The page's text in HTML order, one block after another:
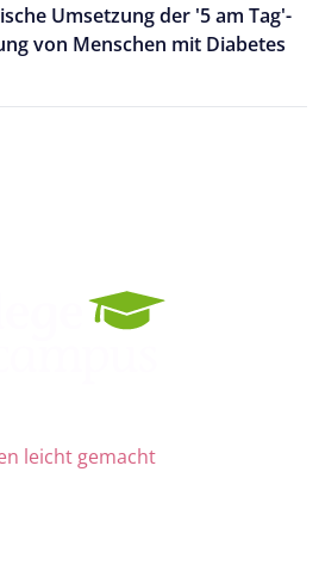
Umsetzung der '5 am Tag'-
von Menschen mit Diabetes
leicht gemacht